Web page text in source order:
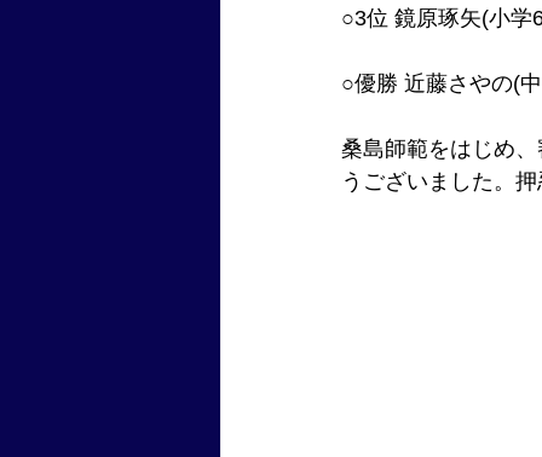
○3位 鏡原琢矢(小学
○優勝 近藤さやの(
桑島師範をはじめ
うございました。